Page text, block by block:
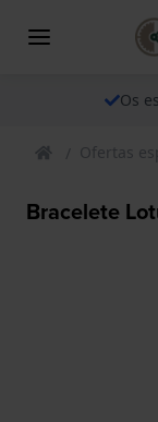
Os
Ofertas
Bracelete